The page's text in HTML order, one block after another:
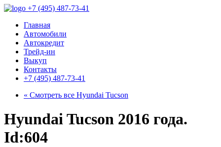
+7 (495) 487-73-41
Главная
Автомобили
Автокредит
Трейд-ин
Выкуп
Контакты
+7 (495) 487-73-41
« Смотреть все Hyundai Tucson
Hyundai Tucson 2016 года.
Id:604